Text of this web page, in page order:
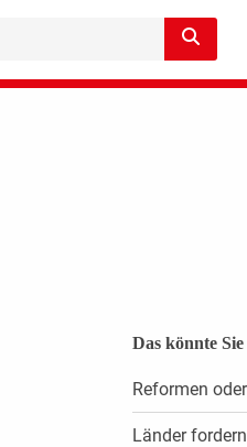
Das könnte
Reformen
Länder